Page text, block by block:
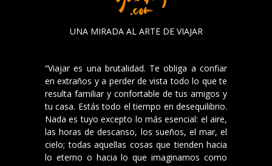
UNA MIRADA AL ARTE DE VIAJAR
“Viajar es una brutalidad. Te obliga a confiar
en extraños y a perder de vista todo lo que te
resulta familiar y confortable de tus amigos y
tu casa. Estás todo el tiempo en desequilibrio.
Nada es tuyo excepto lo más esencial: el aire,
las horas de descanso, los sueños, el mar, el
cielo; todas aquellas cosas que tienden hacia
lo eterno o hacia lo que imaginamos como